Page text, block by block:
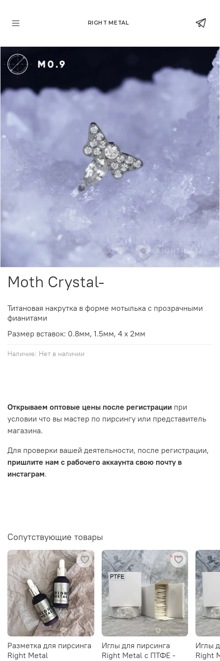
RIGHT METAL
Наличие: Нет в наличии
Moth Crystal-
Титановая накрутка в форме мотылька с прозрачными
фианитами
Размер вставок: 0.8мм, 1.5мм, 4 х 2мм
Открываем оптовые цены после регистрации при
условии что вы мастер по пирсингу или представитель
магазина.
Для проверки вашей деятельности, после регистрации,
пришлите нам с рабочего аккаунта свою почту в
инстаграм.
Сопутствующие товары
Разметка для пирсинга
Right Metal
Иглы для пирсинга
Right Metal c ПТФЕ -
Иглы
Right